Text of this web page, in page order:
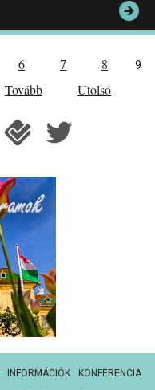
6 7 8 9
Tovább Utolsó
INFORMÁCIÓK KONFERENCIA